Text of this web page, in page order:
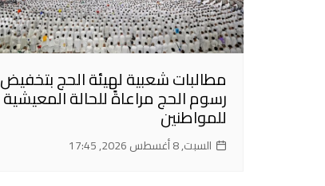
مطالبات شعبية لهيئة الحج بتخفيض
رسوم الحج مراعاةً للحالة المعيشية
للمواطنين
السبت, 8 أغسطس 2026, 17:45